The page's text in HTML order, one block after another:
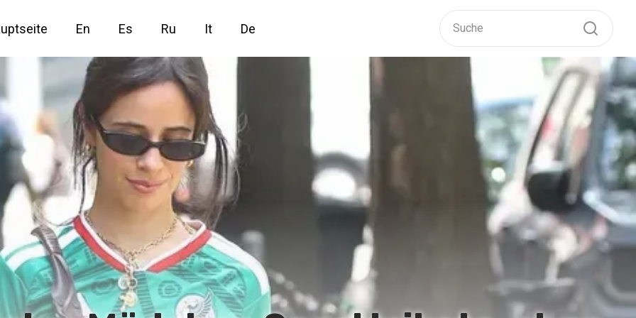
En Es Ru It De